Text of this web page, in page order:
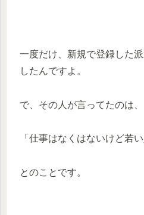
一度だけ、新規で登録した
したんですよ。
で、その人が言ってたのは、
「仕事はなくはないけど若
とのことです。